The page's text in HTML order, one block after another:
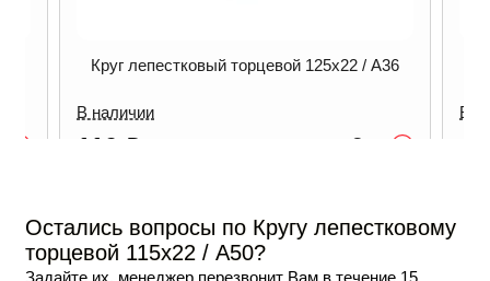
Опт
Круг лепестковый торцевой 125х22 / А60
В наличии
Опт
Остались вопросы по Кругу лепестковому
торцевой 115х22 / А50?
Задайте их, менеджер перезвонит Вам в течение 15